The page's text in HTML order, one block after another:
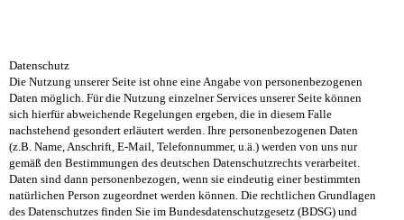
Datenschutz
Die Nutzung unserer Seite ist ohne eine Angabe von personenbezogenen
Daten möglich. Für die Nutzung einzelner Services unserer Seite können
sich hierfür abweichende Regelungen ergeben, die in diesem Falle
nachstehend gesondert erläutert werden. Ihre personenbezogenen Daten
(z.B. Name, Anschrift, E-Mail, Telefonnummer, u.ä.) werden von uns nur
gemäß den Bestimmungen des deutschen Datenschutzrechts verarbeitet.
Daten sind dann personenbezogen, wenn sie eindeutig einer bestimmten
natürlichen Person zugeordnet werden können. Die rechtlichen Grundlagen
des Datenschutzes finden Sie im Bundesdatenschutzgesetz (BDSG) und